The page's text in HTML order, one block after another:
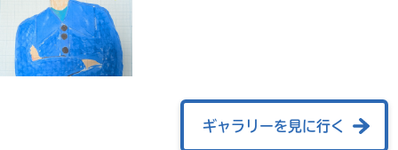
ギャラリーを見に行く